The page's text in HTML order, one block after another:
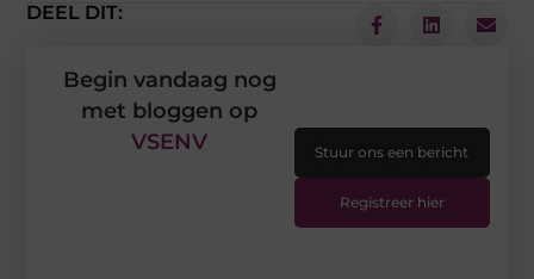
DEEL DIT:
Begin vandaag nog
met bloggen op
VSENV
Stuur ons een bericht
Registreer hier